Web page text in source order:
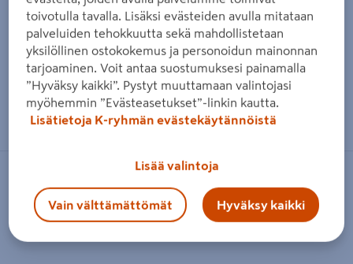
toivotulla tavalla. Lisäksi evästeiden avulla mitataan
palveluiden tehokkuutta sekä mahdollistetaan
yksilöllinen ostokokemus ja personoidun mainonnan
tarjoaminen. Voit antaa suostumuksesi painamalla
”Hyväksy kaikki”. Pystyt muuttamaan valintojasi
myöhemmin ”Evästeasetukset”-linkin kautta.
Lisätietoja K-ryhmän evästekäytännöistä
Lisää valintoja
Vain välttämättömät Hyväksy kaikki